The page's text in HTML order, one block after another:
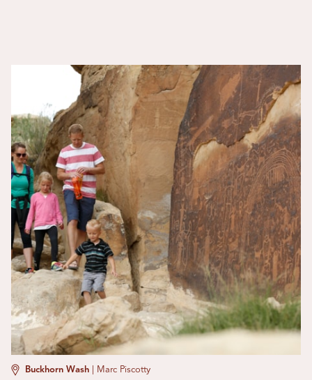
Buckhorn Wash Marc Piscotty